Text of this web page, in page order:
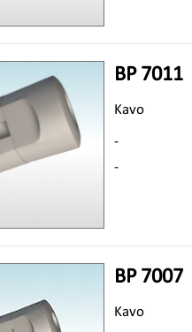
BP 7011
Kavo
-
-
BP 7007
Kavo